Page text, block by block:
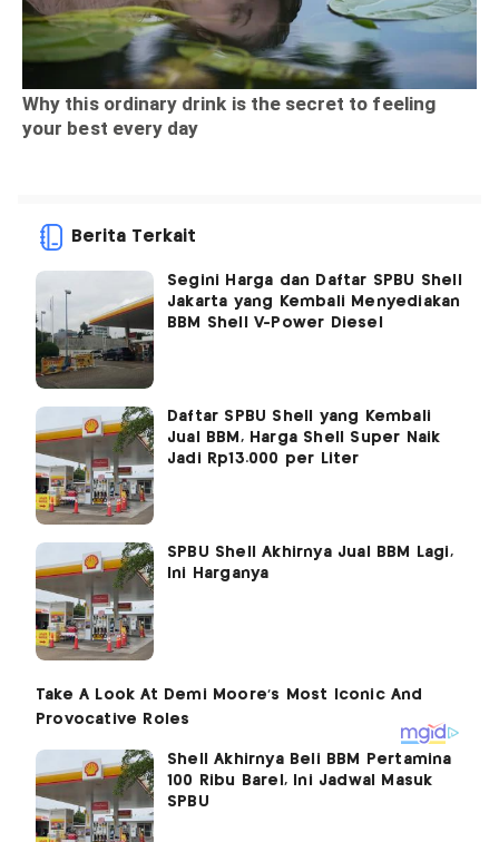
Berita Terkait
Segini Harga dan Daftar SPBU Shell
Jakarta yang Kembali Menyediakan
BBM Shell V-Power Diesel
Daftar SPBU Shell yang Kembali
Jual BBM, Harga Shell Super Naik
Jadi Rp13.000 per Liter
SPBU Shell Akhirnya Jual BBM Lagi,
Ini Harganya
Shell Akhirnya Beli BBM Pertamina
100 Ribu Barel, Ini Jadwal Masuk
SPBU